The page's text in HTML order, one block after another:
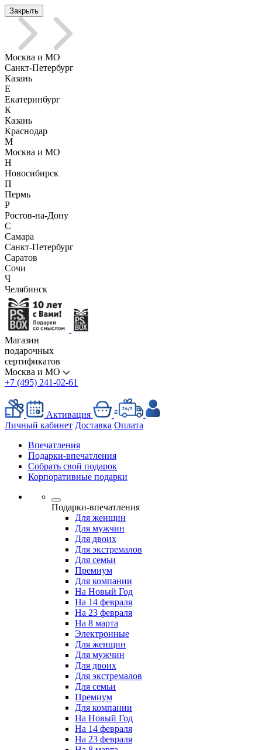
Закрыть
Москва и МО
Санкт-Петербург
Казань
Е
Екатеринбург
К
Казань
Краснодар
М
Москва и МО
Н
Новосибирск
П
Пермь
Р
Ростов-на-Дону
С
Самара
Санкт-Петербург
Саратов
Сочи
Ч
Челябинск
Магазин
подарочных
сертификатов
Москва и МО
+7 (495) 241-02-61
Активация
Личный кабинет Доставка Оплата
Впечатления
Подарки-впечатления
Собрать свой подарок
Корпоративные подарки
Подарки-впечатления
Для женщин
Для мужчин
Для двоих
Для экстремалов
Для семьи
Премиум
Для компании
На Новый Год
На 14 февраля
На 23 февраля
На 8 марта
Электронные
Для женщин
Для мужчин
Для двоих
Для экстремалов
Для семьи
Премиум
Для компании
На Новый Год
На 14 февраля
На 23 февраля